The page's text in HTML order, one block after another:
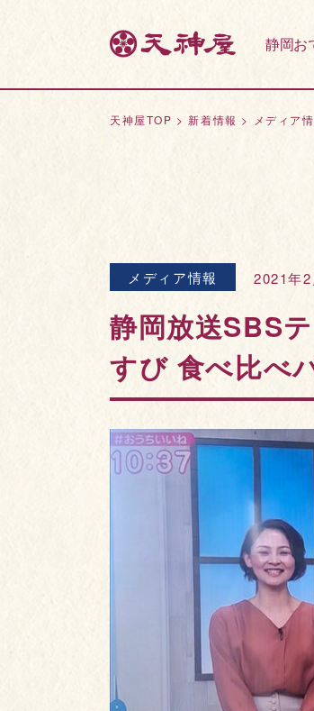
静岡お
天神屋TOP >新着情報 > メディア
メディア情報 2021年2
静岡放送SBS
すび 食べ比べ